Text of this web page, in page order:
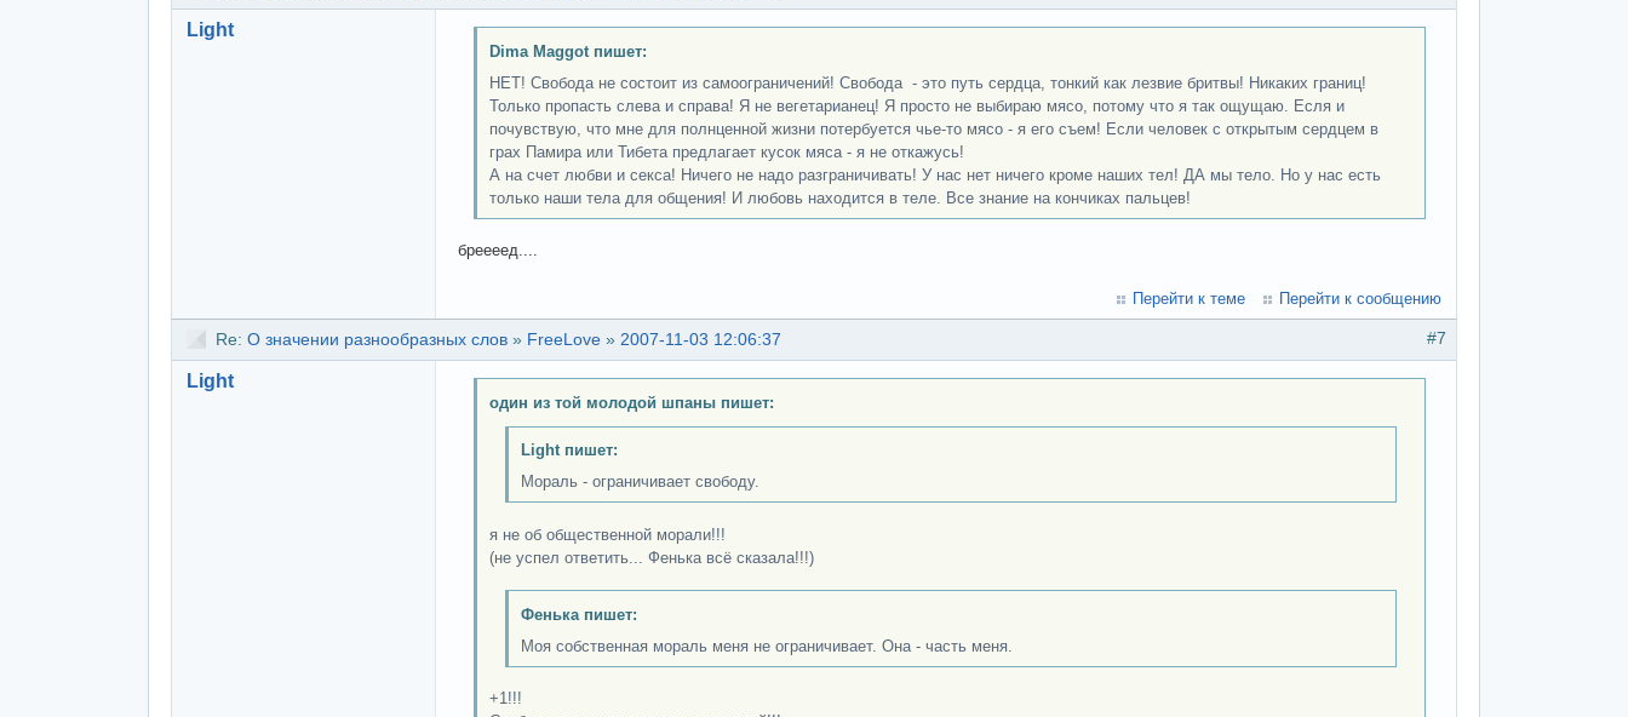
Light
Dima Maggot пишет:
НЕТ! Свобода не состоит из самоограничений! Свобода - это путь сердца, тонкий как лезвие бритвы! Никаких границ!
Только пропасть слева и справа! Я не вегетарианец! Я просто не выбираю мясо, потому что я так ощущаю. Есля и
почувствую, что мне для полнценной жизни потербуется чье-то мясо - я его съем! Если человек с открытым сердцем в
грах Памира или Тибета предлагает кусок мяса - я не откажусь!
А на счет любви и секса! Ничего не надо разграничивать! У нас нет ничего кроме наших тел! ДА мы тело. Но у нас есть
только наши тела для общения! И любовь находится в теле. Все знание на кончиках пальцев!
бреееед....
Перейти к теме Перейти к сообщению
#7
Re: О значении разнообразных слов » FreeLove » 2007-11-03 12:06:37
Light
один из той молодой шпаны пишет:
Light пишет:
Мораль - ограничивает свободу.
я не об общественной морали!!!
(не успел ответить... Фенька всё сказала!!!)
Фенька пишет:
Моя собственная мораль меня не ограничивает. Она - часть меня.
+1!!!